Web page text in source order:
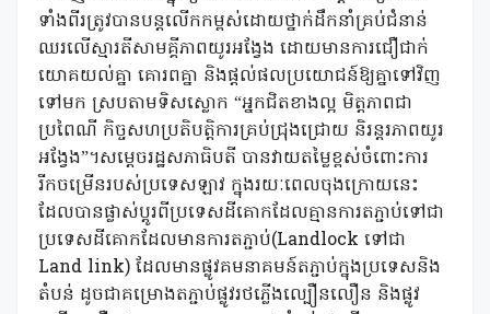
ទាំងពីរត្រូវបានបន្តលើកកម្ពស់ដោយថ្នាក់ដឹកនាំគ្រប់ជំនាន់
ឈរលើស្មារតីសាមគ្គីភាពយូរអង្វែង ដោយមានការជឿជាក់
យោគយល់គ្នា គោរពគ្នា និងផ្តល់ផលប្រយោជន៍ឱ្យគ្នាទៅវិញ
ទៅមក ស្របតាមទិសស្លោក “អ្នកជិតខាងល្អ មិត្តភាពជា
ប្រពៃណី កិច្ចសហប្រតិបត្តិការគ្រប់ជ្រុងជ្រោយ និរន្តរភាពយូរ
អង្វែង”។សម្តេចរដ្ឋសភាធិបតី បានវាយតម្លៃខ្ពស់ចំពោះការ
រីកចម្រើនរបស់ប្រទេសឡាវ ក្នុងរយៈពេលចុងក្រោយនេះ
ដែលបានផ្លាស់ប្តូរពីប្រទេសដីគោកដែលគ្មានការតភ្ជាប់ទៅជា
ប្រទេសដីគោកដែលមានការតភ្ជាប់(Landlock ទៅជា
Land link) ដែលមានផ្លូវគមនាគមន៍តភ្ជាប់ក្នុងប្រទេសនិង
តំបន់ ដូចជាគម្រោងតភ្ជាប់ផ្លូវរថភ្លើងល្បឿនលឿន និងផ្លូវ